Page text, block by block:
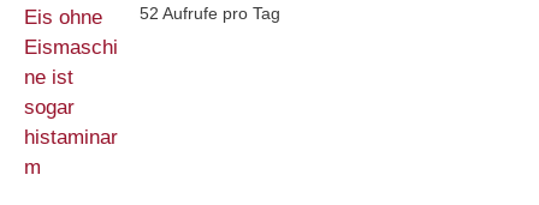
52 Aufrufe pro Tag